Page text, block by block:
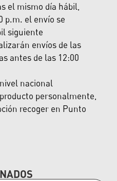
el mismo día hábil,
p.m. el envío se
siguiente
envíos de las
antes de las 12:00
nacional
personalmente,
recoger en Punto